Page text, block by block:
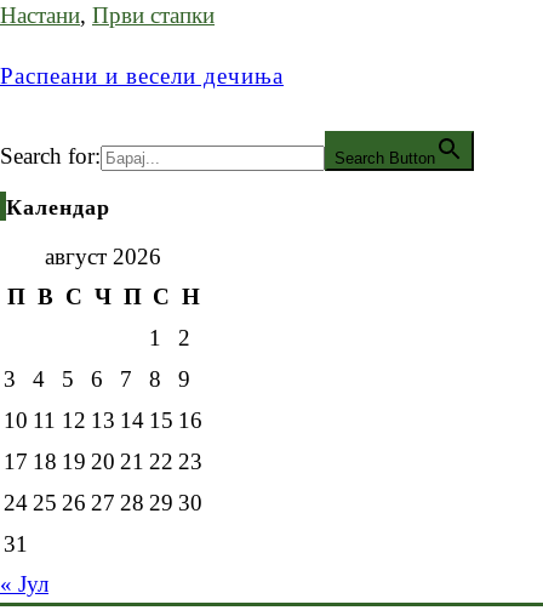
Настани, Први стапки
Распеани и весели дечиња
Search for: Search Button
Календар
август 2026
П В С Ч П С Н
1
2
3
4 5 6 7 8
9
10 11 12 13 14 15 16
17 18 19 20 21 22 23
24 25 26 27 28 29 30
31
« Јул